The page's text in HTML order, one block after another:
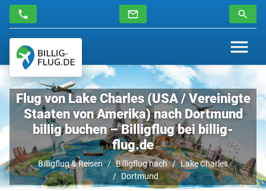
Flug von Lake Charles (USA / Vereinigte
Staaten von Amerika) nach Dortmund
billig buchen – Billigflug bei billig-
flug.de
Billigflug & Reisen Billigflug nach
Lake Charles
Dortmund